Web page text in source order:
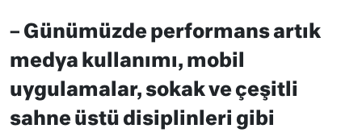
– Günümüzde performans artık
medya kullanımı, mobil
uygulamalar, sokak ve çeşitli
sahne üstü disiplinleri gibi